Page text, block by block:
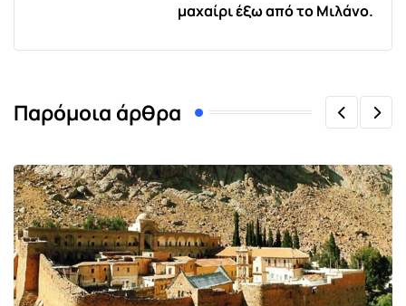
μαχαίρι έξω από το Μιλάνο.
Παρόμοια άρθρα